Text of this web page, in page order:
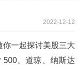
2022-12-12
一起探讨美股三大
、道琼、纳斯达